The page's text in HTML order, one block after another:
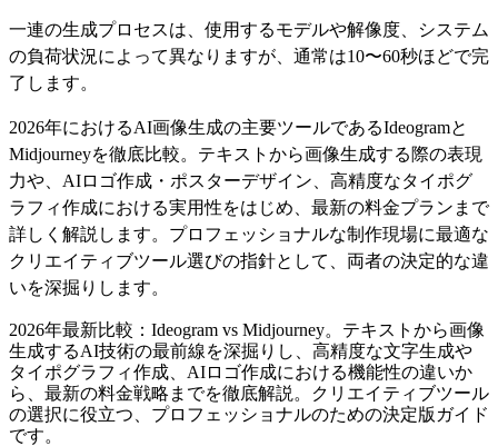
一連の生成プロセスは、使用するモデルや解像度、システム
の負荷状況によって異なりますが、通常は10〜60秒ほどで完
了します。
2026年におけるAI画像生成の主要ツールであるIdeogramと
Midjourneyを徹底比較。テキストから画像生成する際の表現
力や、AIロゴ作成・ポスターデザイン、高精度なタイポグ
ラフィ作成における実用性をはじめ、最新の料金プランまで
詳しく解説します。プロフェッショナルな制作現場に最適な
クリエイティブツール選びの指針として、両者の決定的な違
いを深掘りします。
2026年最新比較：Ideogram vs Midjourney。テキストから画像
生成するAI技術の最前線を深掘りし、高精度な文字生成や
タイポグラフィ作成、AIロゴ作成における機能性の違いか
ら、最新の料金戦略までを徹底解説。クリエイティブツール
の選択に役立つ、プロフェッショナルのための決定版ガイド
です。